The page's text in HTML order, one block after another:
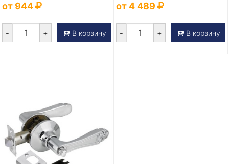
от 944
- + В корзину
от 4 489
- + В корзину